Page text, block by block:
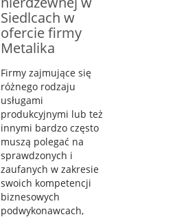
Siedlcach w
ofercie firmy
Metalika
Firmy zajmujące się
różnego rodzaju
usługami
produkcyjnymi lub też
innymi bardzo często
muszą polegać na
sprawdzonych i
zaufanych w zakresie
swoich kompetencji
biznesowych
podwykonawcach,